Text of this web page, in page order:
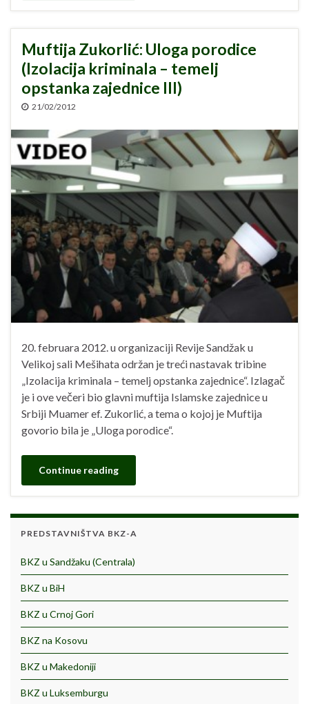
Muftija Zukorlić: Uloga porodice
(Izolacija kriminala – temelj
opstanka zajednice III)
21/02/2012
20. februara 2012. u organizaciji Revije Sandžak u
Velikoj sali Mešihata održan je treći nastavak tribine
„Izolacija kriminala – temelj opstanka zajednice“. Izlagač
je i ove večeri bio glavni muftija Islamske zajednice u
Srbiji Muamer ef. Zukorlić, a tema o kojoj je Muftija
govorio bila je „Uloga porodice“.
Continue reading
PREDSTAVNIŠTVA BKZ-A
BKZ u Sandžaku (Centrala)
BKZ u BiH
BKZ u Crnoj Gori
BKZ na Kosovu
BKZ u Makedoniji
BKZ u Luksemburgu